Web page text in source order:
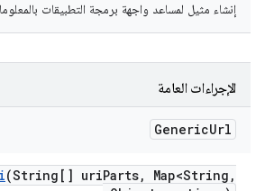
إنشاء مثيل لمساعد واجهة برمجة التطبيقات
الإجراءات العامة
GenericUrl
(String[] uriParts, Map<String ,